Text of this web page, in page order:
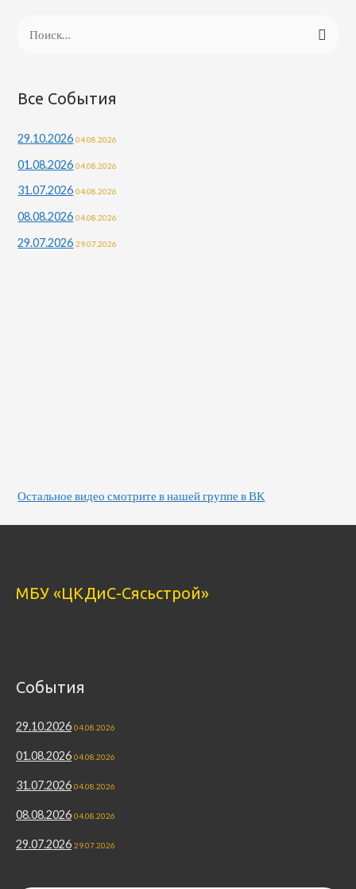
т
:
Все События
29.10.2026 04.08.2026
01.08.2026 04.08.2026
31.07.2026 04.08.2026
08.08.2026 04.08.2026
29.07.2026 29.07.2026
Остальное видео смотрите в нашей группе в ВК
МБУ «ЦКДиС-Сясьстрой»
События
29.10.2026 04.08.2026
01.08.2026 04.08.2026
31.07.2026 04.08.2026
08.08.2026 04.08.2026
29.07.2026 29.07.2026